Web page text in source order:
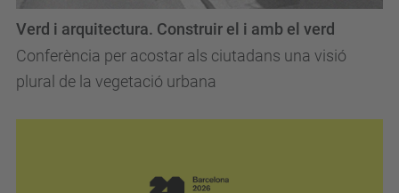
Conferència per acostar als ciutadans una visió
plural de la vegetació urbana
Verd i arquitectura. Construir el i amb el verd